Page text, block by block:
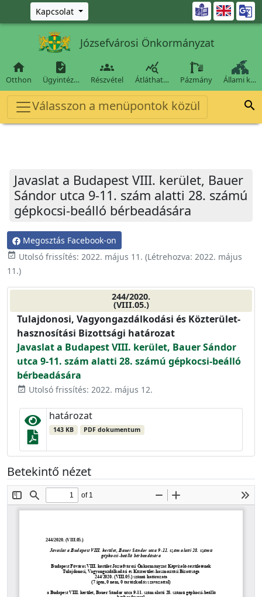
Ugrás a fő tartalomra
Kapcsolat 
Józsefvárosi Önkormányzat

Otthon

Ügyintéz…

Részvétel

Átláthat… Pázmány Állami k…
Válasszon a menüpontok közül 
Javaslat a Budapest VIII. kerület, Bauer
Sándor utca 9-11. szám alatti 28. számú
gépkocsi-beálló bérbeadására
Megosztás Facebook-on
event_available Utolsó frissítés: 2022. május 11. (Létrehozva: 2022. május
11.)
244/2020.
(VIII.05.)
Tulajdonosi, Vagyongazdálkodási és Közterület-
hasznosítási Bizottsági határozat
Javaslat a Budapest VIII. kerület, Bauer Sándor
utca 9-11. szám alatti 28. számú gépkocsi-beálló
bérbeadására
event_available Utolsó frissítés: 2022. május 12.
határozat
143 KB PDF dokumentum
Betekintő nézet